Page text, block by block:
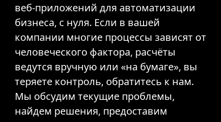
веб-приложений для автоматизации
бизнеса, с нуля. Если в вашей
компании многие процессы зависят от
человеческого фактора, расчёты
ведутся вручную или «на бумаге», вы
теряете контроль, обратитесь к нам.
Мы обсудим текущие проблемы,
найдем решения, предоставим